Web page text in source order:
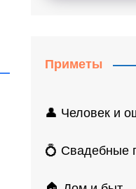
Приметы
👤 Человек и
💍 Свадебные